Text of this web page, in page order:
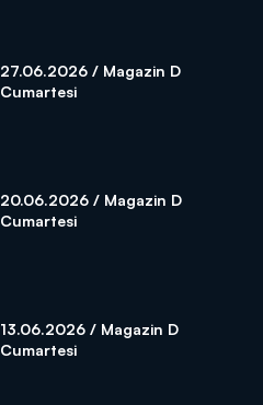
27.06.2026 / Magazin D
Cumartesi
20.06.2026 / Magazin D
Cumartesi
13.06.2026 / Magazin D
Cumartesi